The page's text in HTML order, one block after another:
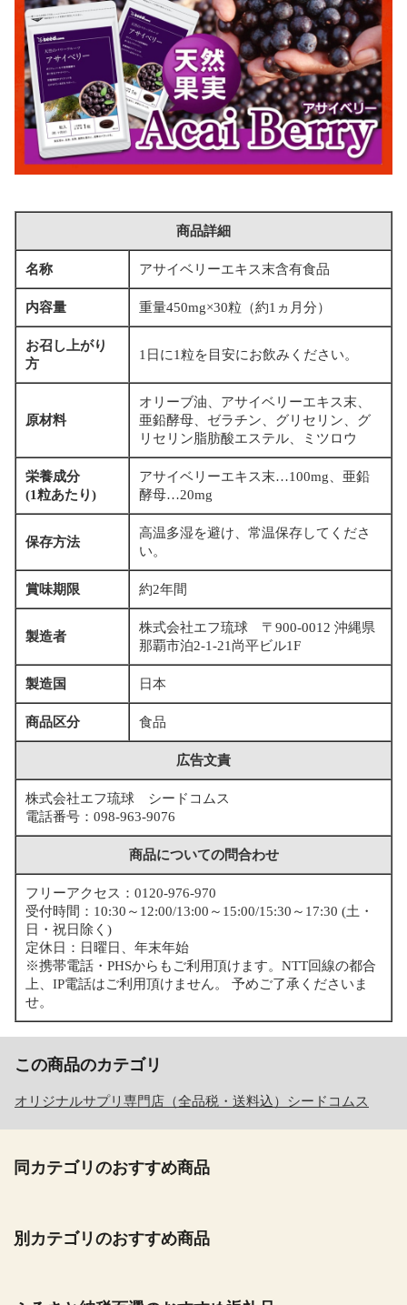
商品詳細
名称 アサイベリーエキス末含有食品
内容量 重量450mg×30粒（約1ヵ月分）
お召し上がり
方
1日に1粒を目安にお飲みください。
原材料
オリーブ油、アサイベリーエキス末、
亜鉛酵母、ゼラチン、グリセリン、グ
リセリン脂肪酸エステル、ミツロウ
栄養成分
(1粒あたり)
アサイベリーエキス末…100mg、亜鉛
酵母…20mg
保存方法
高温多湿を避け、常温保存してくださ
い。
賞味期限 約2年間
製造者
株式会社エフ琉球 〒900-0012 沖縄県
那覇市泊2-1-21尚平ビル1F
製造国 日本
商品区分 食品
広告文責
株式会社エフ琉球 シードコムス
電話番号：098-963-9076
商品についての問合わせ
フリーアクセス：0120-976-970
受付時間：10:30～12:00/13:00～15:00/15:30～17:30 (土・
日・祝日除く)
定休日：日曜日、年末年始
※携帯電話・PHSからもご利用頂けます。NTT回線の都合
上、IP電話はご利用頂けません。 予めご了承くださいま
せ。
この商品のカテゴリ
オリジナルサプリ専門店（全品税・送料込）シードコムス
同カテゴリのおすすめ商品
別カテゴリのおすすめ商品